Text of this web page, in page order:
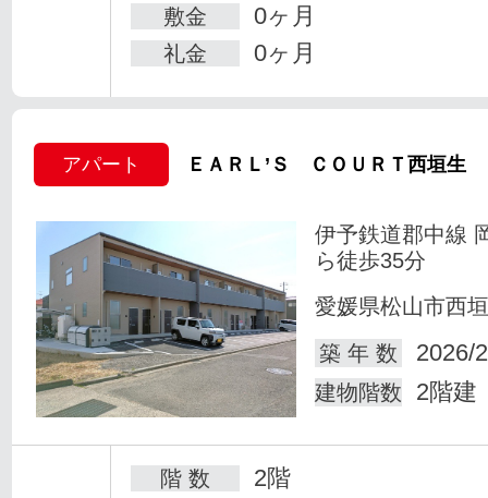
敷金 0ヶ月
礼金 0ヶ月
アパート ＥＡＲＬ’Ｓ ＣＯＵＲＴ西垣生
伊予鉄道郡中線
ら徒歩35分
愛媛県松山市西
築 年 数
2026/
建物階数 2階建
階 数 2階